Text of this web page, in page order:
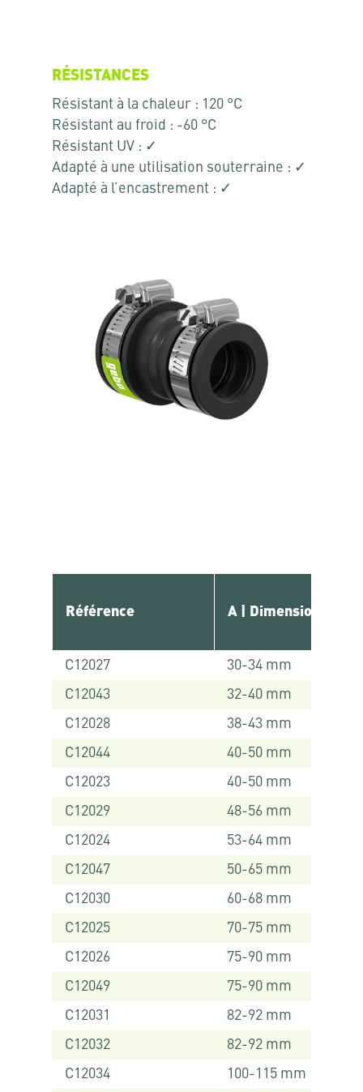
RÉSISTANCES
Résistant à la chaleur : 120 °C
Résistant au froid : -60 °C
Résistant UV : ✓
Adapté à une utilisation souterraine : ✓
Adapté à l’encastrement : ✓
Référence A | Dimensions
C12027
30-34 mm
C12043
32-40 mm
C12028
38-43 mm
C12044
40-50 mm
C12023
40-50 mm
C12029
48-56 mm
C12024
53-64 mm
C12047
50-65 mm
C12030
60-68 mm
C12025
70-75 mm
C12026
75-90 mm
C12049
75-90 mm
C12031
82-92 mm
C12032
82-92 mm
C12034
100-115 mm